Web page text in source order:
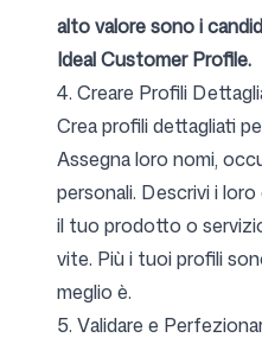
alto valore sono i
Ideal Customer Profile.
4. Creare Profili
Crea profili dettagliati
Assegna loro nomi,
personali. Descrivi i
il tuo prodotto o
vite. Più i tuoi profili
meglio è.
5. Validare e